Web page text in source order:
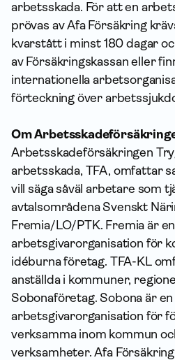
arbetsskada. För att en
prövas av Afa Försäkring
kvarstått i minst 180 dagar
av Försäkringskassan eller
internationella
förteckning över
Om
Arbetsskadeförsäkringen
arbetsskada, TFA, omfattar
vill säga såväl arbetare som
avtalsområdena Svenskt
Fremia/LO/PTK. Fremia är en
arbetsgivarorganisation för
idéburna företag. TFA-KL
anställda i kommuner,
Sobonaföretag. Sobona är en
arbetsgivarorganisation för
verksamma inom kommun
verksamheter. Afa